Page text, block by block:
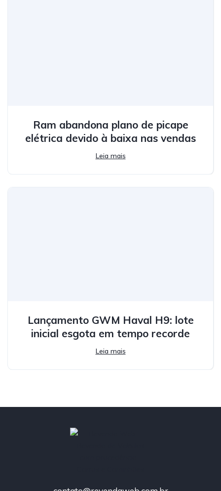
Ram abandona plano de picape
elétrica devido à baixa nas vendas
Leia mais
Lançamento GWM Haval H9: lote
inicial esgota em tempo recorde
Leia mais